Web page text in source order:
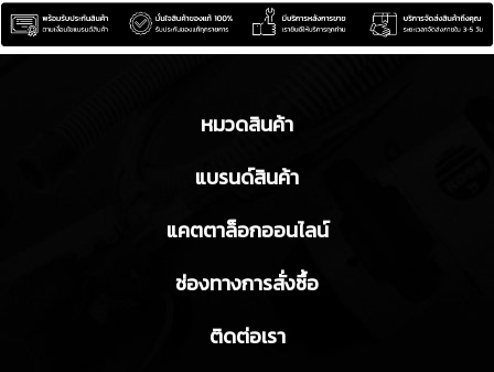
หมวดสินค้า
แบรนด์สินค้า
แคตตาล็อกออนไลน์
ช่องทางการสั่งซื้อ
ติดต่อเรา